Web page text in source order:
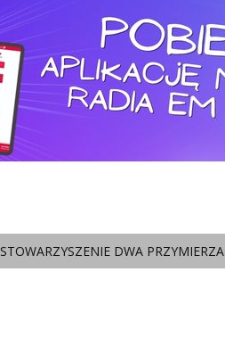
STOWARZYSZENIE DWA PRZYMIERZA